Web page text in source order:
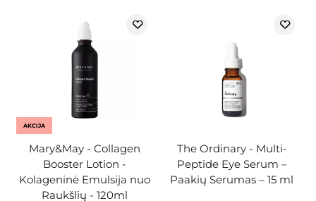
AKCIJA
Mary&May - Collagen
Booster Lotion -
Kolageninė Emulsija nuo
Raukšlių - 120ml
The Ordinary - Multi-
Peptide Eye Serum –
Paakių Serumas – 15 ml